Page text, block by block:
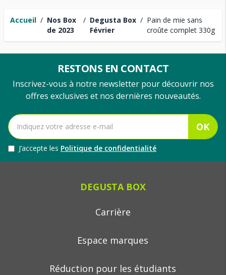
Accueil / Nos Box
de 2023
/ Degusta Box
Février
/ Pain de mie sans
croûte complet 330g
RESTONS EN CONTACT
Inscrivez-vous à notre newsletter pour découvrir nos
offres exclusives et nos dernières nouveautés.
OK
J’accepte les Politique de confidentialité
DEGUSTA BOX
Carrière
Espace marques
Réduction pour les étudiants